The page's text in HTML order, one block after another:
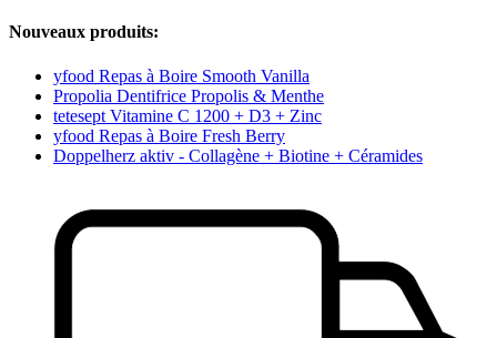
Nouveaux produits:
yfood Repas à Boire Smooth Vanilla
Propolia Dentifrice Propolis & Menthe
tetesept Vitamine C 1200 + D3 + Zinc
yfood Repas à Boire Fresh Berry
Doppelherz aktiv - Collagène + Biotine + Céramides